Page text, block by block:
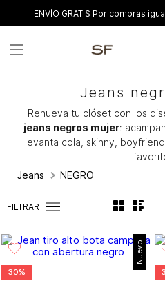
ENVÍO GRATIS Por compras
Jeans
Renueva tu clóset con los
jeans negros mujer:
levanta cola, skinny,
Jeans
NEGRO
FILTRAR
Nuevo
30%